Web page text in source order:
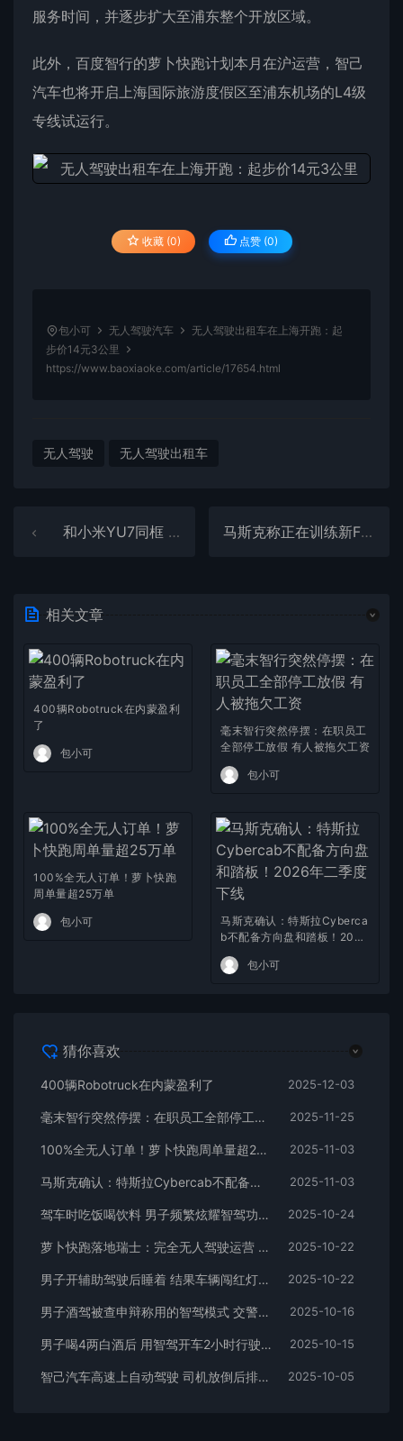
服务时间，并逐步扩大至浦东整个开放区域。
此外，百度智行的萝卜快跑计划本月在沪运营，智己
汽车也将开启上海国际旅游度假区至浦东机场的L4级
专线试运行。
收藏 (0) 点赞 (0)
包小可 无人驾驶汽车
无人驾驶出租车在上海开跑：起
步价14元3公里
https://www.baoxiaoke.com/article/17654.html
无人驾驶 无人驾驶出租车
和小米YU7同框 新款智界R7实车曝光：二选一做出你的选择 马斯克称正在训练新FSD模型：约十倍参数 最快下月底发布
相关文章
400辆Robotruck在内蒙盈利
了
包小可
毫末智行突然停摆：在职员工
全部停工放假 有人被拖欠工资
包小可
100%全无人订单！萝卜快跑
周单量超25万单
包小可
马斯克确认：特斯拉Cyberca
b不配备方向盘和踏板！2026
年二季度下线
包小可
猜你喜欢
400辆Robotruck在内蒙盈利了 2025-12-03
毫末智行突然停摆：在职员工全部停工放假 有人被拖欠工资 2025-11-25
100%全无人订单！萝卜快跑周单量超25万单 2025-11-03
马斯克确认：特斯拉Cybercab不配备方向盘和踏板！2026年二季度下线 2025-11-03
驾车时吃饭喝饮料 男子频繁炫耀智驾功能被查：罚款加扣分 2025-10-24
萝卜快跑落地瑞士：完全无人驾驶运营 10重安全冗余 2025-10-22
男子开辅助驾驶后睡着 结果车辆闯红灯还撞护栏 2025-10-22
男子酒驾被查申辩称用的智驾模式 交警：酒后智驾也是酒驾 2025-10-16
男子喝4两白酒后 用智驾开车2小时行驶约200公里！结果被判刑 2025-10-15
智己汽车高速上自动驾驶 司机放倒后排座椅盖被子睡觉 2025-10-05